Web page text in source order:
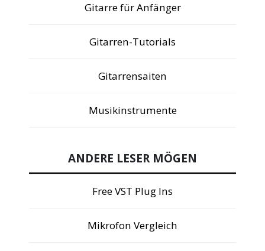
Gitarre für Anfänger
Gitarren-Tutorials
Gitarrensaiten
Musikinstrumente
ANDERE LESER MÖGEN
Free VST Plug Ins
Mikrofon Vergleich